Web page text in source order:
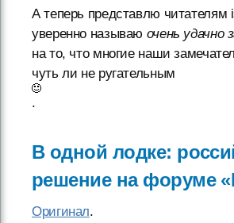
А теперь представлю
уверенно называю очень
на то, что многие наши
чуть ли не ругательным
.
В одной лодке:
решение на форуме
Оригинал.